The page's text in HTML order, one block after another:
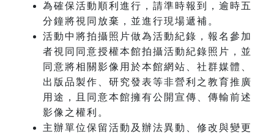
為確保活動順利進行，請準時報到，逾時五
分鐘將視同放棄，並進行現場遞補。
活動中將拍攝照片做為活動紀錄，報名參加
者視同同意授權本館拍攝活動紀錄照片，並
同意將相關影像用於本館網站、社群媒體、
出版品製作、研究發表等非營利之教育推廣
用途，且同意本館擁有公開宣傳、傳輸前述
影像之權利。
主辦單位保留活動及辦法異動、修改與變更